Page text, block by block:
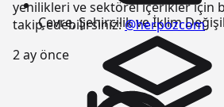
yenilikleri ve sektörel içerikler için
takip edebilirsiniz:@herpozcom
2 ay önce
Çevre, Şehircilik ve İklim